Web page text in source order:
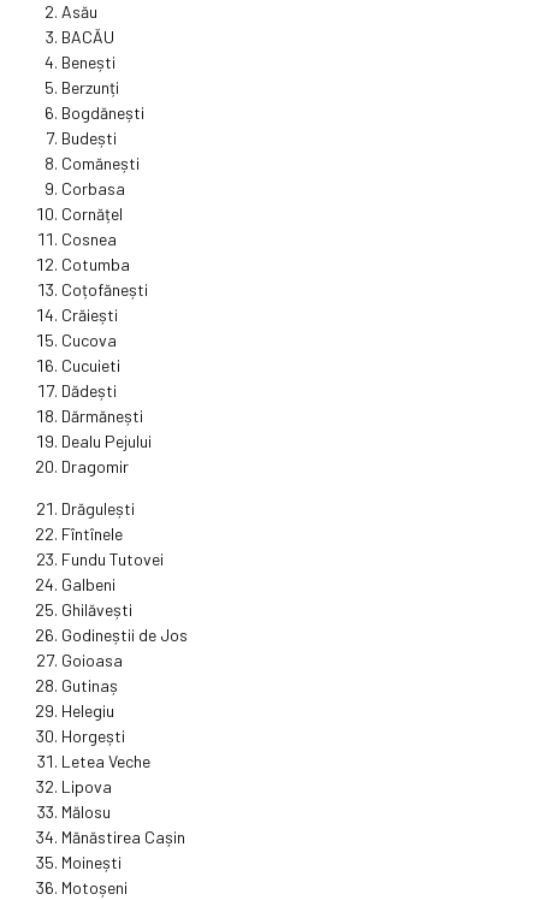
Asău
BACĂU
Benești
Berzunți
Bogdănești
Budești
Comănești
Corbasa
Cornățel
Cosnea
Cotumba
Coțofănești
Crăiești
Cucova
Cucuieti
Dădești
Dărmănești
Dealu Pejului
Dragomir
Drăgulești
Fîntînele
Fundu Tutovei
Galbeni
Ghilăvești
Godineștii de Jos
Goioasa
Gutinaș
Helegiu
Horgești
Letea Veche
Lipova
Mălosu
Mănăstirea Cașin
Moinești
Motoșeni